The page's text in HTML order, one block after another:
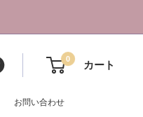
0 カート
お問い合わせ